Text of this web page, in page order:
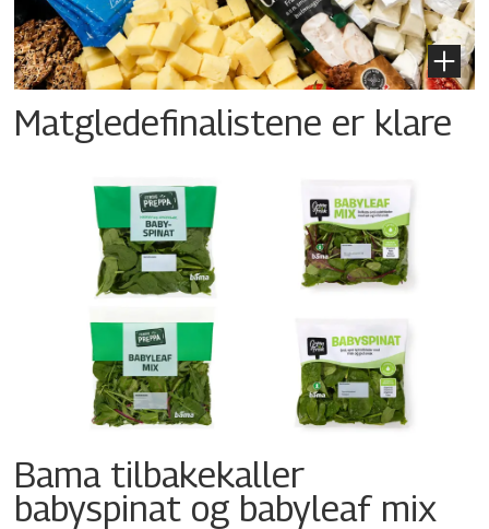
Matgledefinalistene er klare
Bama tilbakekaller
babyspinat og babyleaf mix